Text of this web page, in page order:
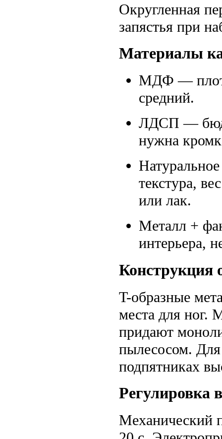
Округленная
запястья при
Материалы
МДФ —
средний.
ЛДСП —
нужна
текстура,
или лак.
Металл +
интерьера,
Конструкция
T-образные
места для ног.
придают
пылесосом. Для
подпятниках
Регулировка
Механический